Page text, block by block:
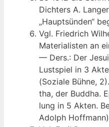
Dich­ters A.
„Haupt­sün­den“
Vgl. Fried­rich
Mate­ria­lis­ten an
— Ders.: Der
Lust­spiel in 3
(Sozia­le Büh­ne,
tha, der Bud­dha.
lung in 5 Akten.
Adolph